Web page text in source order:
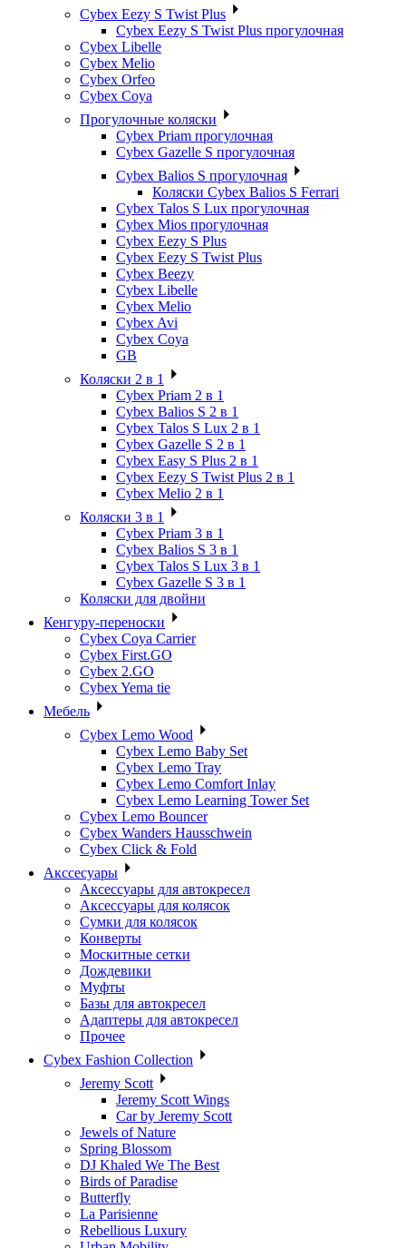
Cybex Eezy S Twist Plus
Cybex Eezy S Twist Plus прогулочная
Cybex Libelle
Cybex Melio
Cybex Orfeo
Cybex Coya
Прогулочные коляски
Cybex Priam прогулочная
Cybex Gazelle S прогулочная
Cybex Balios S прогулочная
Коляски Cybex Balios S Ferrari
Cybex Talos S Lux прогулочная
Cybex Mios прогулочная
Cybex Eezy S Plus
Cybex Eezy S Twist Plus
Cybex Beezy
Cybex Libelle
Cybex Melio
Cybex Avi
Cybex Coya
GB
Коляски 2 в 1
Cybex Priam 2 в 1
Cybex Balios S 2 в 1
Cybex Talos S Lux 2 в 1
Cybex Gazelle S 2 в 1
Cybex Easy S Plus 2 в 1
Cybex Eezy S Twist Plus 2 в 1
Cybex Melio 2 в 1
Коляски 3 в 1
Cybex Priam 3 в 1
Cybex Balios S 3 в 1
Cybex Talos S Lux 3 в 1
Cybex Gazelle S 3 в 1
Коляски для двойни
Кенгуру-переноски
Cybex Coya Carrier
Cybex First.GO
Cybex 2.GO
Cybex Yema tie
Мебель
Cybex Lemo Wood
Cybex Lemo Baby Set
Cybex Lemo Tray
Cybex Lemo Comfort Inlay
Cybex Lemo Learning Tower Set
Cybex Lemo Bouncer
Cybex Wanders Hausschwein
Cybex Click & Fold
Акссесуары
Аксессуары для автокресел
Аксессуары для колясок
Сумки для колясок
Конверты
Москитные сетки
Дождевики
Муфты
Базы для автокресел
Адаптеры для автокресел
Прочее
Cybex Fashion Collection
Jeremy Scott
Jeremy Scott Wings
Car by Jeremy Scott
Jewels of Nature
Spring Blossom
DJ Khaled We The Best
Birds of Paradise
Butterfly
La Parisienne
Rebellious Luxury